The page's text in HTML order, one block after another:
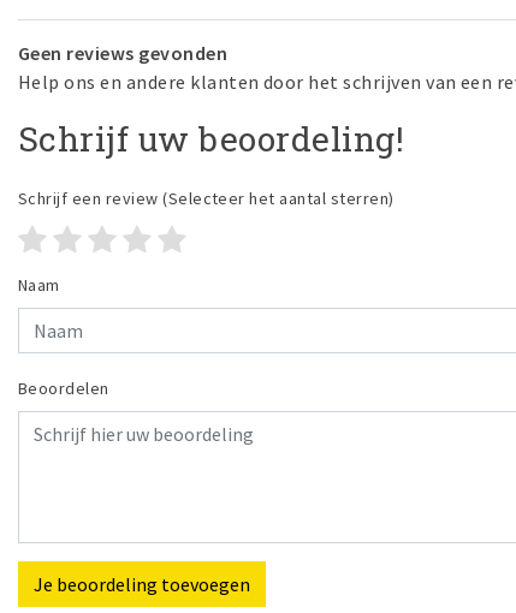
Geen reviews gevonden
Help ons en andere klanten door het schrijven van een
Schrijf uw beoordeling!
Schrijf een review (Selecteer het aantal sterren)
Naam
Beoordelen
Je beoordeling toevoegen